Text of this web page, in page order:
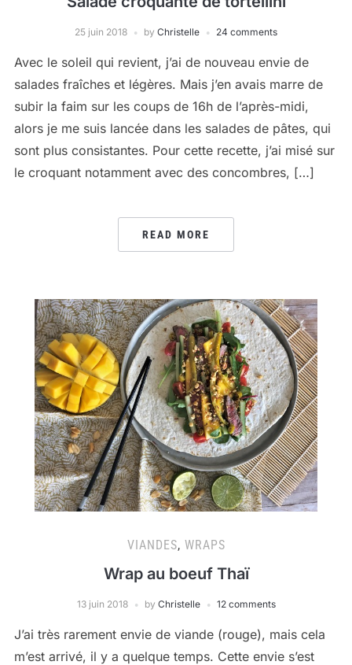
25 juin 2018 by Christelle 24 comments
Avec le soleil qui revient, j’ai de nouveau envie de
salades fraîches et légères. Mais j’en avais marre de
subir la faim sur les coups de 16h de l’après-midi,
alors je me suis lancée dans les salades de pâtes, qui
sont plus consistantes. Pour cette recette, j’ai misé sur
le croquant notamment avec des concombres, […]
READ MORE
VIANDES, WRAPS
Wrap au boeuf Thaï
13 juin 2018 by Christelle 12 comments
J’ai très rarement envie de viande (rouge), mais cela
m’est arrivé, il y a quelque temps. Cette envie s’est